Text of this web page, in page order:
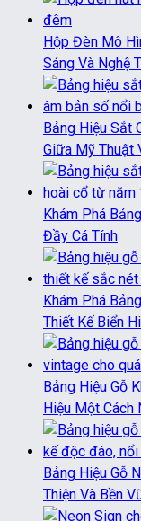
Hộp Đèn Mô
Sáng Và Nghệ
Bảng Hiệu Sắt
Giữa Mỹ Thuật
Khám Phá
Đầy Cá Tính
Khám Phá
Thiết Kế Biển
Bảng Hiệu Gỗ
Hiệu Một Cách
Bảng Hiệu Gỗ
Thiện Và Bền